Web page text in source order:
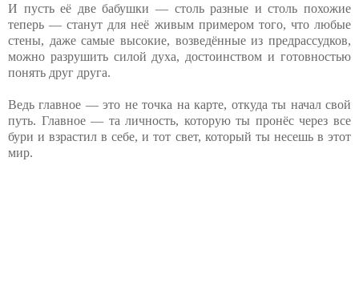
И пусть её две бабушки — столь разные и столь похожие
теперь — станут для неё живым примером того, что любые
стены, даже самые высокие, возведённые из предрассудков,
можно разрушить силой духа, достоинством и готовностью
понять друг друга.
Ведь главное — это не точка на карте, откуда ты начал свой
путь. Главное — та личность, которую ты пронёс через все
бури и взрастил в себе, и тот свет, который ты несешь в этот
мир.